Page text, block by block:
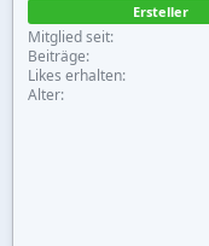
Ersteller
Mitglied seit
Beiträge
Likes erhalten
Alter